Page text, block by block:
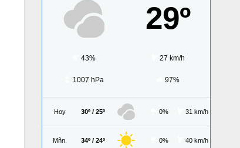
29º
43% 27 km/h
1007 hPa 97%
Hoy 30º / 25º 0% 31 km/h
Mñn. 34º / 24º 0% 40 km/h